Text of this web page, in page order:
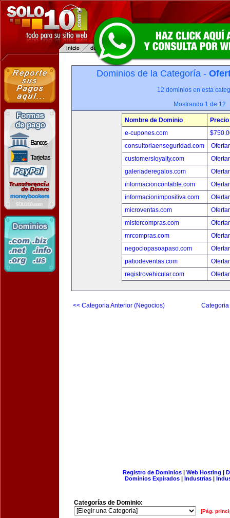
Dominios de la Categoría -
12 dominios en esta
Mostrando 1 de 12
Nombre de Dominio
Precio
e-cupones.com
consultoriaenseguridad.com
customersloyalty.com
galeriaderegalos.com
informacioncontable.com
informacionimpositiva.com
microventas.com
mistercompras.com
mrcompras.com
negociopasoapaso.com
patiodeventas.com
registrovehicular.com
<< Categoria Anterior (Negocios)
Registro de Dominios| Web Hosting |
Dominios Expirados | Industrias |
Categorías de Dominio:
[Pág.